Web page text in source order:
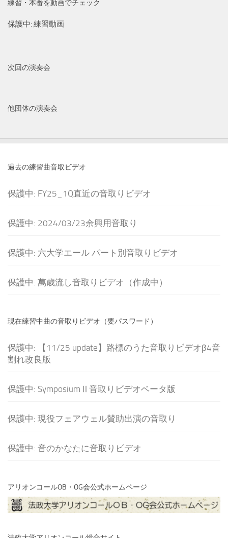
練習・本番を動画でチェック
保護中: 練習動画
次回の演奏会
他団体の演奏会
過去の練習曲音取ビデオ
保護中: FY25_1Q直近の音取りビデオ
保護中: 2024/03/23余興用音取り
保護中: 六大学エール パート別音取りビデオ
保護中: 萬歳流し音取りビデオ（作成中）
現在練習中曲の音取りビデオ（要パスワード）
保護中: 【11/25 update】路標のうた音取りビデオβ4音
割れ改良版
保護中: SymposiumⅡ音取りビデオベータ版
保護中: 現役フェアウェル賛助出演の音取り
保護中: 音のかなたに音取りビデオ
アリオンコールOB・OG会公式ホームページ